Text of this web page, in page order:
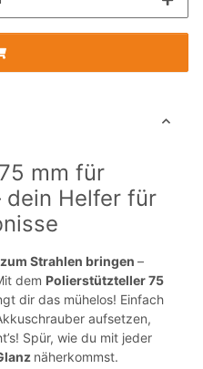
mm für
dein Helfer für
zum Strahlen bringen –
dem Polierstützteller 75
dir das mühelos! Einfach
aufsetzen,
Spür, wie du mit jeder
näherkommst.